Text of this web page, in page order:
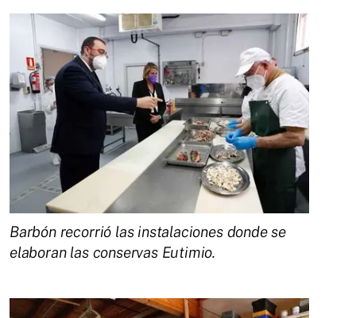
Barbón recorrió las instalaciones donde se
elaboran las conservas Eutimio.